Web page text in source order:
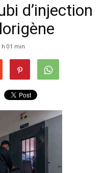
d’injection
h 01 min